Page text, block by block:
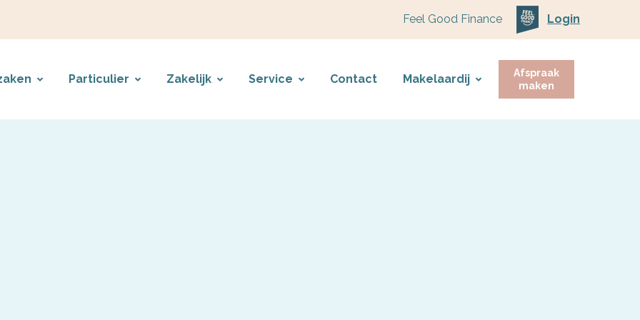
Feel Good Finance Login
Particulier Zakelijk Service Contact Makelaardij
Afspraak
maken